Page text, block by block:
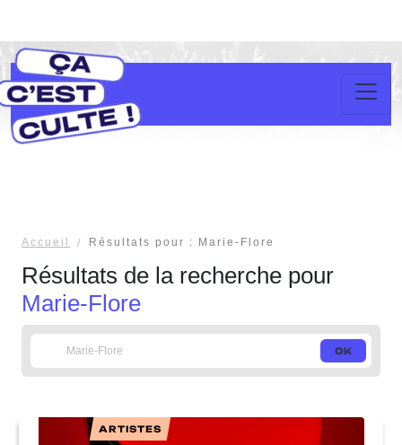
Accueil Résultats pour : Marie-Flore
Résultats de la recherche pour
Marie-Flore
ARTISTES